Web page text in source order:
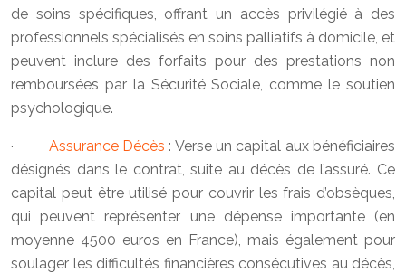
de soins spécifiques, offrant un accès privilégié à des
professionnels spécialisés en soins palliatifs à domicile, et
peuvent inclure des forfaits pour des prestations non
remboursées par la Sécurité Sociale, comme le soutien
psychologique.
· Assurance Décès : Verse un capital aux bénéficiaires
désignés dans le contrat, suite au décès de l’assuré. Ce
capital peut être utilisé pour couvrir les frais d’obsèques,
qui peuvent représenter une dépense importante (en
moyenne 4500 euros en France), mais également pour
soulager les difficultés financières consécutives au décès,